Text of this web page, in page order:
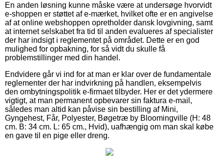
En anden løsning kunne måske være at undersøge hvorvidt
e-shoppen er støttet af e-mærket, hvilket ofte er en angivelse
af at online webshoppen opretholder dansk lovgivning, samt
at internet selskabet fra tid til anden evalueres af specialister
der har indsigt i reglementet på området. Dette er en god
mulighed for opbakning, for så vidt du skulle få
problemstillinger med din handel.
Endvidere går vi ind for at man er klar over de fundamentale
reglementer der har indvirkning på handlen, eksempelvis
den ombytningspolitik e-firmaet tilbyder. Her er det ydermere
vigtigt, at man permanent opbevarer sin faktura e-mail,
således man altid kan påvise sin bestilling af Mini,
Gyngehest, Får, Polyester, Bøgetræ by Bloomingville (H: 48
cm. B: 34 cm. L: 65 cm., Hvid), uafhængig om man skal købe
en gave til en pige eller dreng.